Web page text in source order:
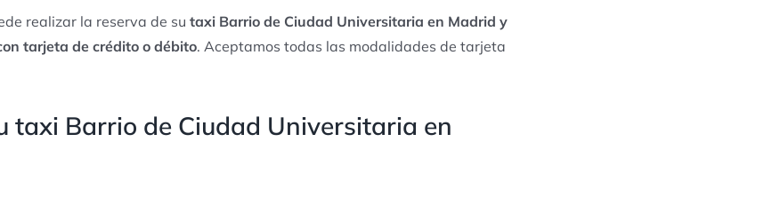
realizar la reserva de su taxi Barrio de Ciudad Universitaria en Madrid y
tarjeta de crédito o débito. Aceptamos todas las modalidades de tarjeta
taxi Barrio de Ciudad Universitaria en